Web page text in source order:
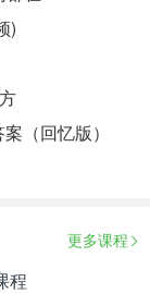
)
（回忆版）
更多课程
程